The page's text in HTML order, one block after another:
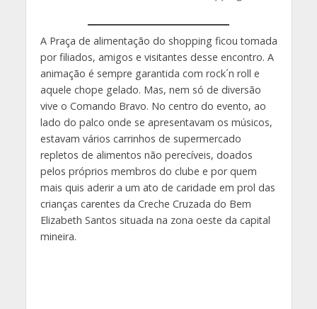
A Praça de alimentação do shopping ficou tomada
por filiados, amigos e visitantes desse encontro. A
animação é sempre garantida com rock´n roll e
aquele chope gelado. Mas, nem só de diversão
vive o Comando Bravo. No centro do evento, ao
lado do palco onde se apresentavam os músicos,
estavam vários carrinhos de supermercado
repletos de alimentos não perecíveis, doados
pelos próprios membros do clube e por quem
mais quis aderir a um ato de caridade em prol das
crianças carentes da Creche Cruzada do Bem
Elizabeth Santos situada na zona oeste da capital
mineira.